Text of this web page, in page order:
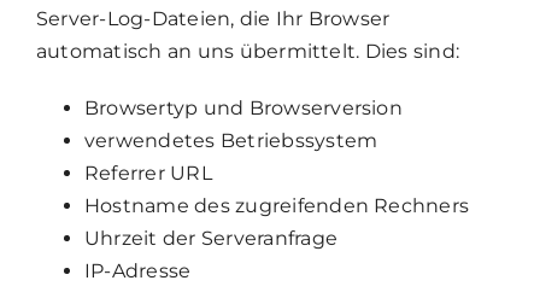
Server-Log-Dateien, die Ihr Browser
automatisch an uns übermittelt. Dies sind:
Browsertyp und Browserversion
verwendetes Betriebssystem
Referrer URL
Hostname des zugreifenden Rechners
Uhrzeit der Serveranfrage
IP-Adresse